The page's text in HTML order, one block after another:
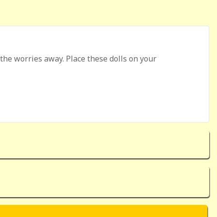
worries away. Place these dolls on your